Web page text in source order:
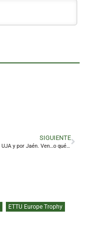
SIGUIENTE
Por la UJA y por Jaén. Ven…o quédate en tu casa tan a gusto
ETTU Europe Trophy